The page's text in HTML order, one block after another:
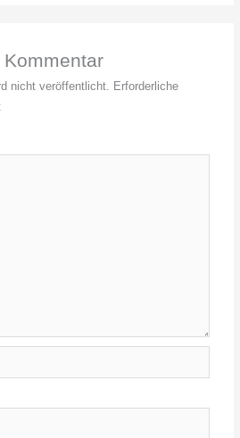
nicht veröffentlicht. Erforderliche